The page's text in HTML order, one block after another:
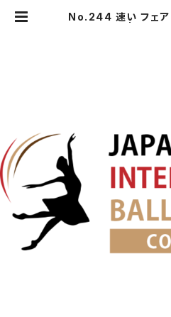
No.244 速い フェア